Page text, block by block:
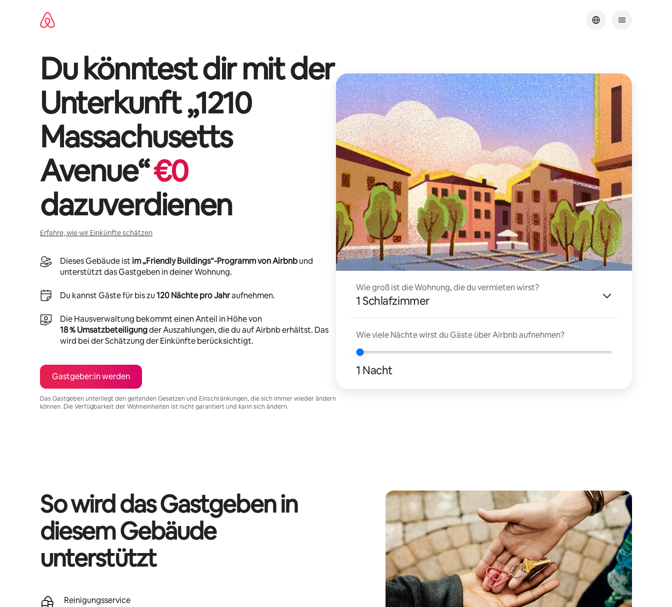
Du könntest dir mit der
Unterkunft „1210
Massachusetts
Avenue“€0
dazuverdienen
Erfahre, wie wir Einkünfte schätzen
Dieses Gebäude ist im „Friendly Buildings“-Programm von Airbnbund
unterstützt das Gastgeben in deiner Wohnung.
Du kannst Gäste für bis zu120 Nächte pro Jahraufnehmen.
Die Hausverwaltung bekommt einen Anteil in Höhe von
18 % Umsatzbeteiligungder Auszahlungen, die du auf Airbnb erhältst. Das
wird bei der Schätzung der Einkünfte berücksichtigt.
Gastgeber:in werden
Das Gastgeben unterliegt den geltenden Gesetzen und Einschränkungen, die sich immer wieder ändern
können. Die Verfügbarkeit der Wohneinheiten ist nicht garantiert und kann sich ändern.
Wie groß ist die Wohnung, die du vermieten wirst?
1 Schlafzimmer
Wie viele Nächte wirst du Gäste über Airbnb aufnehmen?
1 Nacht
So wird das Gastgeben in
diesem Gebäude
unterstützt
Reinigungsservice